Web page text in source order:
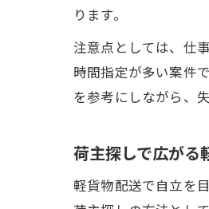
ります。
注意点としては、仕
時間指定が多い案件
を参考にしながら、
荷主探しで広がる
軽貨物配送で自立を